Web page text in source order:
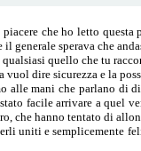
piacere che ho letto
generale sperava che
quello che tu
vuol dire sicurezza e la
alle mani che parlano di
facile arrivare a quel
che hanno tentato di
uniti e semplicemente